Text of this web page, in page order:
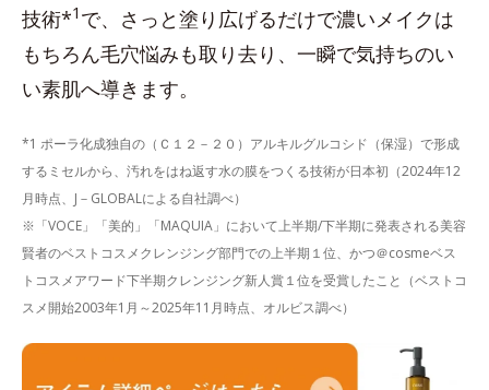
技術*1 で、さっと塗り広げるだけで濃いメイクは
もちろん毛穴悩みも取り去り、一瞬で気持ちのい
い素肌へ導きます。
*1 ポーラ化成独自の（Ｃ１２－２０）アルキルグルコシド（保湿）で形成
するミセルから、汚れをはね返す水の膜をつくる技術が日本初（2024年12
月時点、J－GLOBALによる自社調べ）
※「VOCE」「美的」「MAQUIA」において上半期/下半期に発表される美容
賢者のベストコスメクレンジング部門での上半期１位、かつ＠cosmeベス
トコスメアワード下半期クレンジング新人賞１位を受賞したこと（ベストコ
スメ開始2003年1月～2025年11月時点、オルビス調べ）